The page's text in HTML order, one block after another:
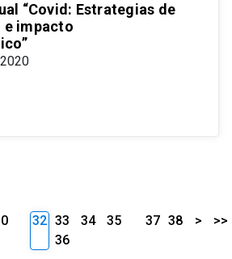
“Covid: Estrategias de
impacto
32 33 34
35
36
37 38 > >>